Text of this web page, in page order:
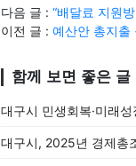
다음 글 : “배달료 지원
이전 글 : 예산안 총지출
함께 보면 좋은 글
대구시 민생회복·미래
대구시, 2025년 경제총